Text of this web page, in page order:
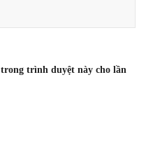
trình duyệt này cho lần